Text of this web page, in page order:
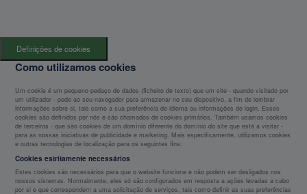
a
d
o
r
.
Definições de cookies
Como utilizamos cookies
Um cookie é um pequeno pedaço de dados (ficheiro de texto) que um site - quando visitado por
um utilizador - pede ao seu navegador para armazenar no seu dispositivo, a fim de lembrar
informações sobre si, tais como a sua preferência de idioma ou informações de login. Esses
cookies são definidos por nós e são chamados de cookies primários. Também usamos cookies
de terceiros - que são cookies de um domínio diferente do domínio do site que está a visitar -
para as nossas iniciativas de publicidade e marketing. Mais especificamente, utilizamos cookies
e outras tecnologias de localização para os seguintes fins:
Cookies estritamente necessários
Estes cookies são necessários para que o website funcione e não podem ser desligados nos
nossos sistemas. Normalmente, eles só são configurados em resposta a ações levadas a cabo
por si e que correspondem a uma solicitação de serviços, tais como definir as suas preferências